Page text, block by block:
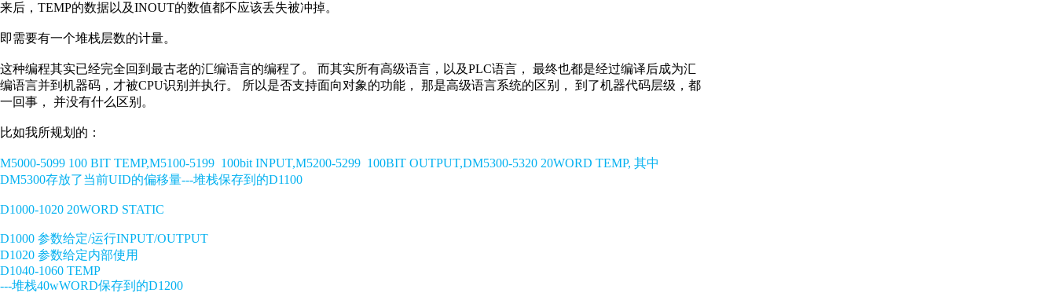
来后， TEMP的数据以及INOUT的数值都不应该丢失被冲掉。
即需要有一个堆栈层数的计量。
这种编程其实已经完全回到最古老的汇编语言的编程了。 而其实所有高级语言，以及PLC语言，
最终也都是经过编译后成为汇
编语言并到机器码，才被CPU识别并执行。 所以是否支持面向对象的功能， 那是高级语言系统的区别，
到了机器代码层级，都
一回事，
并没有什么区别。
比如我所规划的：
M5000-5099 100 BIT TEMP,M5100-5199 100bit INPUT,M5200-5299 100BIT OUTPUT,DM5300-5320 20WORD TEMP, 其中
DM5300存放了当前UID的偏移量---堆栈保存到的D1100
D1000-1020 20WORD STATIC
D1000 参数给定/运行INPUT/OUTPUT
D1020 参数给定内部使用
D1040-1060 TEMP
---堆栈40wWORD保存到的D1200